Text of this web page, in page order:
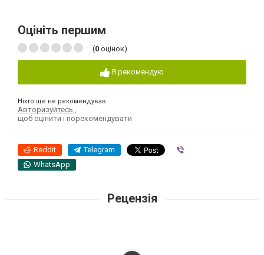
Оцініть першим
(0 оцінок)
Я рекомендую
Ніхто ще не рекомендував
Авторизуйтесь
щоб оцінити і порекомендувати
Reddit Telegram
WhatsApp
Рецензія